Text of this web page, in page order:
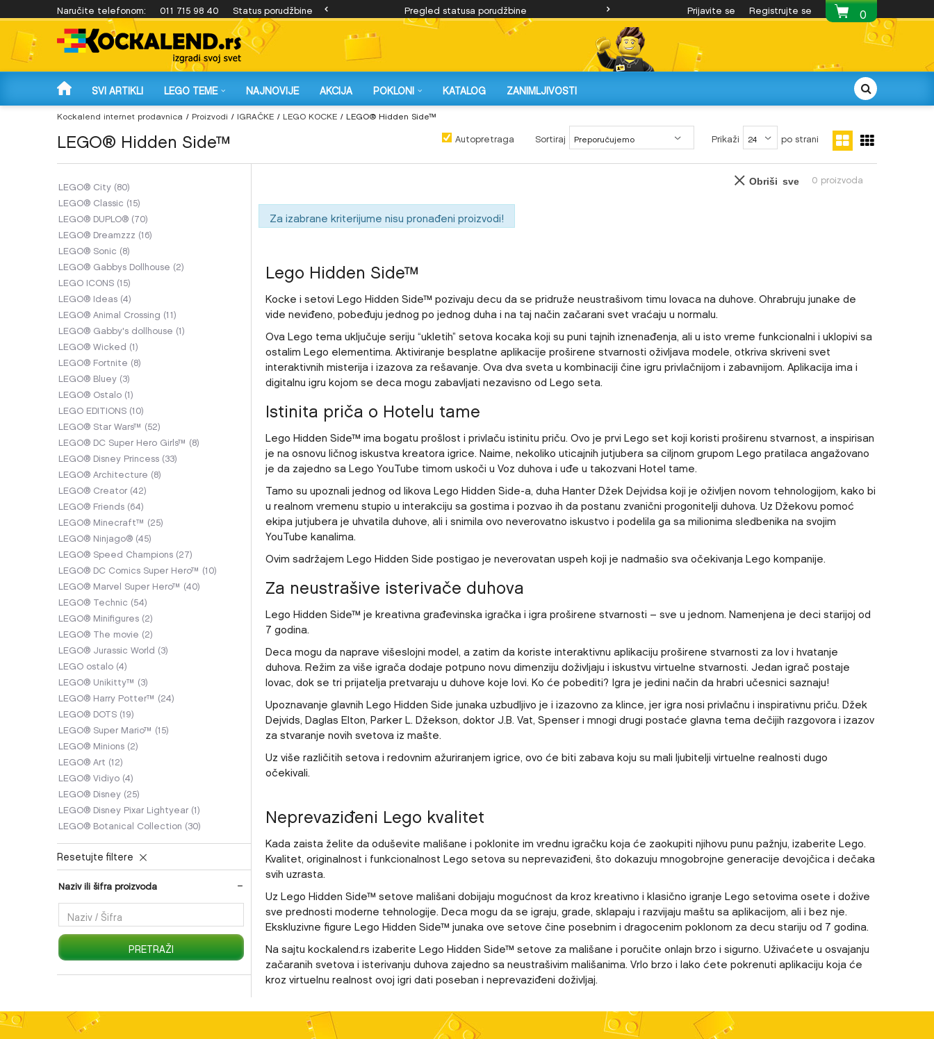
Naručite telefonom: 011 715 98 40 Status porudžbine
Plaćanje na 3 rate karticama Banca Intese! Pregled statusa porudžbine Najatraktivnija LEGO® ponuda 0
Prijavite se Registrujte se
SVI ARTIKLI LEGO TEME NAJNOVIJE AKCIJA POKLONI KATALOG ZANIMLJIVOSTI
Kockalend internet prodavnica Proizvodi IGRAČKE LEGO KOCKE LEGO® Hidden Side™
LEGO® Hidden Side™ Autopretraga Sortiraj Prikaži po strani
LEGO® City (80)
LEGO® Classic (15)
LEGO® DUPLO® (70)
LEGO® Dreamzzz (16)
LEGO® Sonic (8)
LEGO® Gabbys Dollhouse (2)
LEGO ICONS (15)
LEGO® Ideas (4)
LEGO® Animal Crossing (11)
LEGO® Gabby's dollhouse (1)
LEGO® Wicked (1)
LEGO® Fortnite (8)
LEGO® Bluey (3)
LEGO® Ostalo (1)
LEGO EDITIONS (10)
LEGO® Star Wars™ (52)
LEGO® DC Super Hero Girls™ (8)
LEGO® Disney Princess (33)
LEGO® Architecture (8)
LEGO® Creator (42)
LEGO® Friends (64)
LEGO® Minecraft™ (25)
LEGO® Ninjago® (45)
LEGO® Speed Champions (27)
LEGO® DC Comics Super Hero™ (10)
LEGO® Marvel Super Hero™ (40)
LEGO® Technic (54)
LEGO® Minifigures (2)
LEGO® The movie (2)
LEGO® Jurassic World (3)
LEGO ostalo (4)
LEGO® Unikitty™ (3)
LEGO® Harry Potter™ (24)
LEGO® DOTS (19)
LEGO® Super Mario™ (15)
LEGO® Minions (2)
LEGO® Art (12)
LEGO® Vidiyo (4)
LEGO® Disney (25)
LEGO® Disney Pixar Lightyear (1)
LEGO® Botanical Collection (30)
Resetujte filtere
Naziv ili šifra proizvoda
PRETRAŽI
0 proizvoda
Obriši sve
Za izabrane kriterijume nisu pronađeni proizvodi!
Lego Hidden Side™
Kocke i setovi Lego Hidden Side™ pozivaju decu da se pridruže neustrašivom timu lovaca na duhove. Ohrabruju junake de
vide neviđeno, pobeđuju jednog po jednog duha i na taj način začarani svet vraćaju u normalu.
Ova Lego tema uključuje seriju “ukletih” setova kocaka koji su puni tajnih iznenađenja, ali u isto vreme funkcionalni i uklopivi sa
ostalim Lego elementima. Aktiviranje besplatne aplikacije proširene stvarnosti oživljava modele, otkriva skriveni svet
interaktivnih misterija i izazova za rešavanje. Ova dva sveta u kombinaciji čine igru privlačnijom i zabavnijom. Aplikacija ima i
digitalnu igru kojom se deca mogu zabavljati nezavisno od Lego seta.
Istinita priča o Hotelu tame
Lego Hidden Side™ ima bogatu prošlost i privlaču istinitu priču. Ovo je prvi Lego set koji koristi proširenu stvarnost, a inspirisan
je na osnovu ličnog iskustva kreatora igrice. Naime, nekoliko uticajnih jutjubera sa ciljnom grupom Lego pratilaca angažovano
je da zajedno sa Lego YouTube timom uskoči u Voz duhova i uđe u takozvani Hotel tame.
Tamo su upoznali jednog od likova Lego Hidden Side-a, duha Hanter Džek Dejvidsa koji je oživljen novom tehnologijom, kako bi
u realnom vremenu stupio u interakciju sa gostima i pozvao ih da postanu zvanični progonitelji duhova. Uz Džekovu pomoć
ekipa jutjubera je uhvatila duhove, ali i snimila ovo neverovatno iskustvo i podelila ga sa milionima sledbenika na svojim
YouTube kanalima.
Ovim sadržajem Lego Hidden Side postigao je neverovatan uspeh koji je nadmašio sva očekivanja Lego kompanije.
Za neustrašive isterivače duhova
Lego Hidden Side™ je kreativna građevinska igračka i igra proširene stvarnosti – sve u jednom. Namenjena je deci starijoj od
7 godina.
Deca mogu da naprave višeslojni model, a zatim da koriste interaktivnu aplikaciju proširene stvarnosti za lov i hvatanje
duhova. Režim za više igrača dodaje potpuno novu dimenziju doživljaju i iskustvu virtuelne stvarnosti. Jedan igrač postaje
lovac, dok se tri prijatelja pretvaraju u duhove koje lovi. Ko će pobediti? Igra je jedini način da hrabri učesnici saznaju!
Upoznavanje glavnih Lego Hidden Side junaka uzbudljivo je i izazovno za klince, jer igra nosi privlačnu i inspirativnu priču. Džek
Dejvids, Daglas Elton, Parker L. Džekson, doktor J.B. Vat, Spenser i mnogi drugi postaće glavna tema dečijih razgovora i izazov
za stvaranje novih svetova iz mašte.
Uz više različitih setova i redovnim ažuriranjem igrice, ovo će biti zabava koju su mali ljubitelji virtuelne realnosti dugo
očekivali.
Neprevaziđeni Lego kvalitet
Kada zaista želite da oduševite mališane i poklonite im vrednu igračku koja će zaokupiti njihovu punu pažnju, izaberite Lego.
Kvalitet, originalnost i funkcionalnost Lego setova su neprevaziđeni, što dokazuju mnogobrojne generacije devojčica i dečaka
svih uzrasta.
Uz Lego Hidden Side™ setove mališani dobijaju mogućnost da kroz kreativno i klasično igranje Lego setovima osete i dožive
sve prednosti moderne tehnologije. Deca mogu da se igraju, grade, sklapaju i razvijaju maštu sa aplikacijom, ali i bez nje.
Ekskluzivne figure Lego Hidden Side™ junaka ove setove čine posebnim i dragocenim poklonom za decu stariju od 7 godina.
Na sajtu kockalend.rs izaberite Lego Hidden Side™ setove za mališane i poručite onlajn brzo i sigurno. Uživaćete u osvajanju
začaranih svetova i isterivanju duhova zajedno sa neustrašivim mališanima. Vrlo brzo i lako ćete pokrenuti aplikaciju koja će
kroz virtuelnu realnost ovoj igri dati poseban i neprevaziđeni doživljaj.